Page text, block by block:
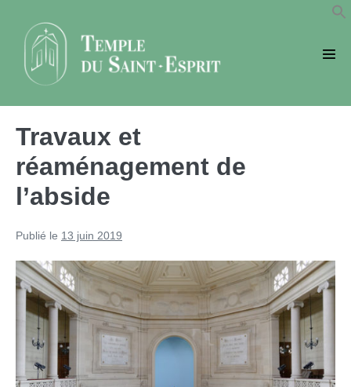
contenu
Travaux et
réaménagement de
l’abside
Publié le 13 juin 2019